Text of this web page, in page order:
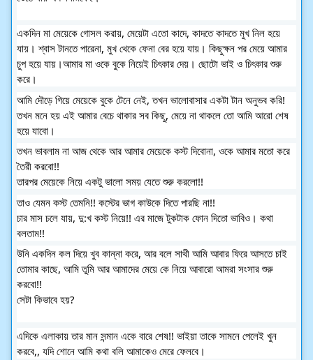
একদিন মা মেয়েকে গোসল করায়, মেয়েটা এতো কাদে, কাদতে কাদতে মুখ নিল হয়ে
যায়। শ্বাস টানতে পারেনা, মুখ থেকে ফেনা বের হয়ে যায়। কিছুক্ষন পর মেয়ে আমার
চুপ হয়ে যায়।আমার মা ওকে বুকে নিয়েই চিৎকার দেয়। ছোটো ভাই ও চিৎকার শুরু
করে।
আমি দৌড়ে গিয়ে মেয়েকে বুকে টেনে নেই, তখন ভালোবাসার একটা টান অনুভব করি!
তখন মনে হয় এই আমার বেচে থাকার সব কিছু, মেয়ে না থাকলে তো আমি আরো শেষ
হয়ে যাবো।
তখন ভাবলাম না আজ থেকে আর আমার মেয়েকে কস্ট দিবোনা, ওকে আমার মতো করে
তৈরী করবো!!
তারপর মেয়েকে নিয়ে একটু ভালো সময় যেতে শুরু করলো!!
তাও যেমন কস্ট তেমনি!! কস্টের ভাগ কাউকে দিতে পারছি না!!
চার মাস চলে যায়, দু:খ কস্ট নিয়ে!! এর মাজে টুকটাক ফোন দিতো ভাবিও। কথা
বলতাম!!
উনি একদিন কল দিয়ে খুব কান্না করে, আর বলে সাথী আমি আবার ফিরে আসতে চাই
তোমার কাছে, আমি তুমি আর আমাদের মেয়ে কে নিয়ে আবারো আমরা সংসার শুরু
করবো!!
সেটা কিভাবে হয়?
এদিকে এলাকায় তার মান সন্মান একে বারে শেষ!! ভাইয়া তাকে সামনে পেলেই খুন
করবে,, যদি শোনে আমি কথা বলি আমাকেও মেরে ফেলবে।